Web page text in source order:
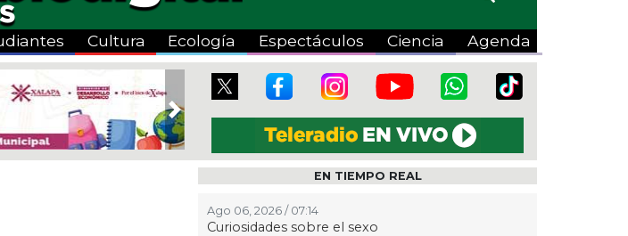
Cultura Ecología Espectáculos Ciencia Agenda
Next
EN TIEMPO REAL
Ago 06, 2026 / 07:14
Curiosidades sobre el sexo